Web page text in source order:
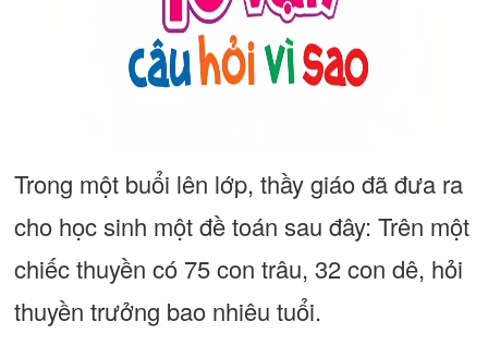
Trong một buổi lên lớp, thầy giáo đã đưa ra
cho học sinh một đề toán sau đây: Trên một
chiếc thuyền có 75 con trâu, 32 con dê, hỏi
thuyền trưởng bao nhiêu tuổi.